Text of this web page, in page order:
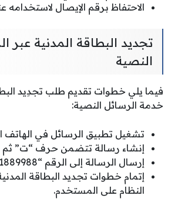
الاحتفاظ برقم الإيصال لاستخدامه
تجديد البطاقة المدنية عبر
النصية
فيما يلي خطوات تقديم طلب تجدِيد
خدمة الرسائل النصية:
تشغيل تطبيق الرسائل في الهاتف
إنشاء رسالة تتضمن حرف “ت” ثم
إرسال الرسالة إلى الرقم “1889988”.
إتمام خطوات تجديد البطاقة
النظام على المستخدم.